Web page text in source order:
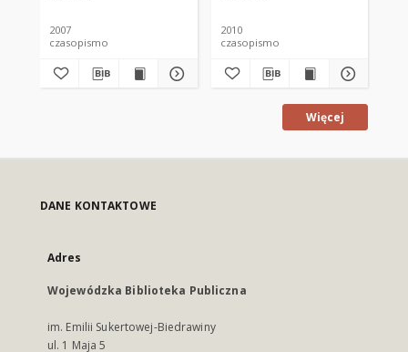
2007
czasopismo
2010
czasopismo
Więcej
DANE KONTAKTOWE
Adres
Wojewódzka Biblioteka Publiczna
im. Emilii Sukertowej-Biedrawiny
ul. 1 Maja 5